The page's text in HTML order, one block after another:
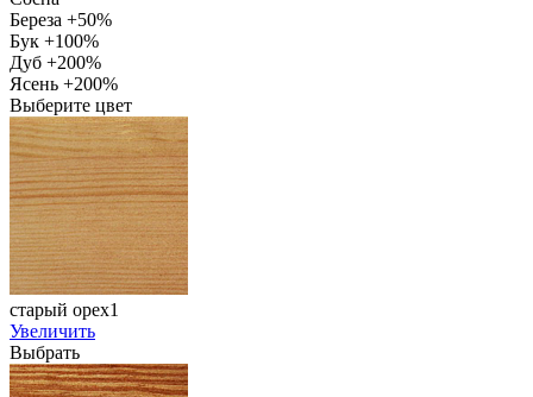
Береза +50%
Бук +100%
Дуб +200%
Ясень +200%
Выберите цвет
старый орех1
Увеличить
Выбрать